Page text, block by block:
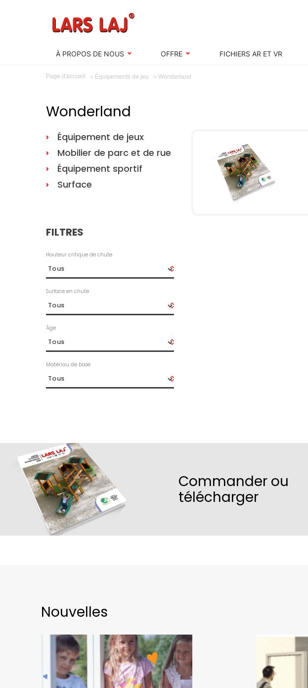
À PROPOS DE NOUS OFFRE FICHIERS AR ET VR
Page d'accueil Équipements de jeu Wonderland
Wonderland
Équipement de jeux
Mobilier de parc et de rue
Équipement sportif
Surface
FILTRES
Hauteur critique de chute
Surface en chute
Âge
Matériau de base
Commander ou
télécharger
Nouvelles